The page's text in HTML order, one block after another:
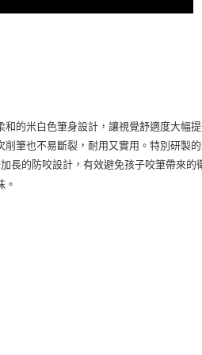
的米白色筆身設計，讓視覺舒適度大幅
筆也不易斷裂，耐用又實用。特別研製
長的防咬設計，有效避免孩子咬筆帶來的
。